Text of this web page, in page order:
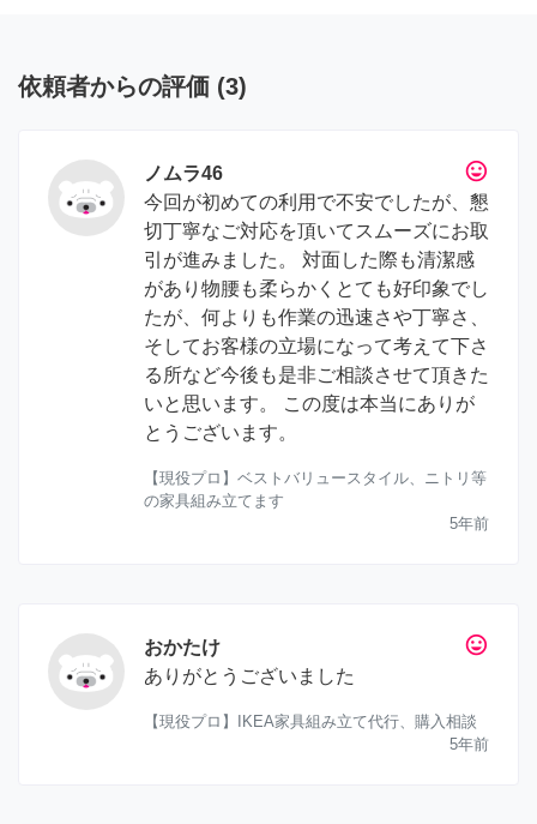
依頼者からの評価 (3)
tag_faces
ノムラ46
今回が初めての利用で不安でしたが、懇
切丁寧なご対応を頂いてスムーズにお取
引が進みました。 対面した際も清潔感
があり物腰も柔らかくとても好印象でし
たが、何よりも作業の迅速さや丁寧さ、
そしてお客様の立場になって考えて下さ
る所など今後も是非ご相談させて頂きた
いと思います。 この度は本当にありが
とうございます。
【現役プロ】ベストバリュースタイル、ニトリ等
の家具組み立てます
5年前
tag_faces
おかたけ
ありがとうございました
【現役プロ】IKEA家具組み立て代行、購入相談
5年前